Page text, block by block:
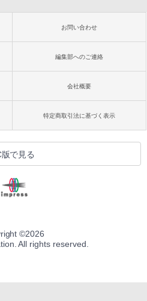
お問い合わせ
編集部へのご連絡
会社概要
特定商取引法に基づく表示
版で見る
©2026
All rights reserved.